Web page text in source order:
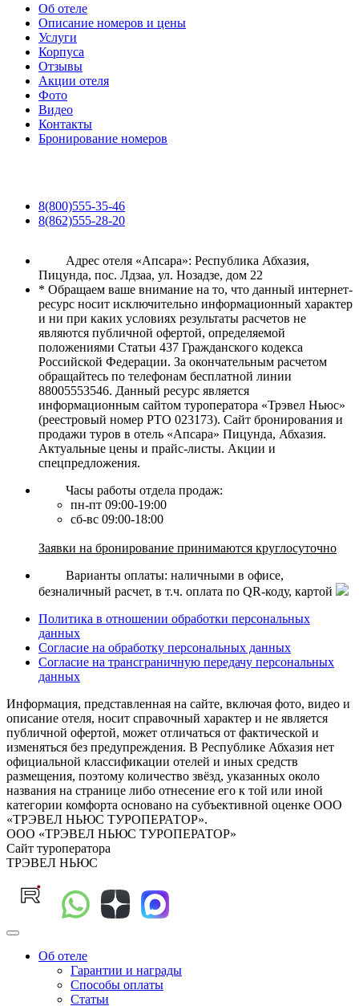
Об отеле
Описание номеров и цены
Услуги
Корпуса
Отзывы
Акции отеля
Фото
Видео
Контакты
Бронирование номеров
8(800)555-35-46
8(862)555-28-20
Адрес отеля «Апсара»: Республика Абхазия,
Пицунда, пос. Лдзаа, ул. Нозадзе, дом 22
* Обращаем ваше внимание на то, что данный интернет-
ресурс носит исключительно информационный характер
и ни при каких условиях результаты расчетов не
являются публичной офертой, определяемой
положениями Статьи 437 Гражданского кодекса
Российской Федерации. За окончательным расчетом
обращайтесь по телефонам бесплатной линии
88005553546. Данный ресурс является
информационным сайтом туроператора «Трэвел Ньюс»
(реестровый номер РТО 023173). Сайт бронирования и
продажи туров в отель «Апсара» Пицунда, Абхазия.
Актуальные цены и прайс-листы. Акции и
спецпредложения.
Часы работы отдела продаж:
пн-пт 09:00-19:00
сб-вс 09:00-18:00
Заявки на бронирование принимаются круглосуточно
Варианты оплаты: наличными в офисе,
безналичный расчет, в т.ч. оплата по QR-коду, картой
Политика в отношении обработки персональных
данных
Согласие на обработку персональных данных
Согласие на трансграничную передачу персональных
данных
Информация, представленная на сайте, включая фото, видео и
описание отеля, носит справочный характер и не является
публичной офертой, может отличаться от фактической и
изменяться без предупреждения. В Республике Абхазия нет
официальной классификации отелей и иных средств
размещения, поэтому количество звёзд, указанных около
названия на странице либо отнесение его к той или иной
категории комфорта основано на субъективной оценке ООО
«ТРЭВЕЛ НЬЮС ТУРОПЕРАТОР».
ООО «ТРЭВЕЛ НЬЮС ТУРОПЕРАТОР»
Сайт туроператора
ТРЭВЕЛ НЬЮС
Об отеле
Гарантии и награды
Способы оплаты
Статьи